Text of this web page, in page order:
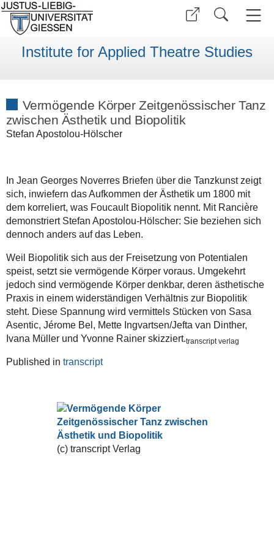
Institute for Applied Theatre Studies
Vermögende Körper Zeitgenössischer Tanz
zwischen Ästhetik und Biopolitik
Stefan Apostolou-Hölscher
In Jean Georges Noverres Briefen über die Tanzkunst zeigt
sich, inwiefern das Aufkommen der Ästhetik um 1800 mit
dem korreliert, was Foucault Biopolitik nennt. Mit Rancière
demonstriert Stefan Apostolou-Hölscher: Sie beziehen sich
dennoch anders auf das Leben.
Weil Biopolitik sich aus der Freisetzung von Potentialen
speist, setzt sie vermögende Körper voraus. Umgekehrt
jedoch sind vermögende Körper denkbar, deren ästhetische
Praxis in einem widerständigen Verhältnis zur Biopolitik
steht. Diese Spannung wird vermittels Stücken von Sasa
Asentic, Jérome Bel, Mette Ingvartsen/Jefta van Dinther,
Ivana Müller und Yvonne Rainer skizziert.transcript verlag
Published in transcript
(c) transcript Verlag